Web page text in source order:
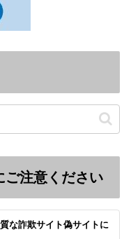
ご注意ください
な詐欺サイト偽サイトに